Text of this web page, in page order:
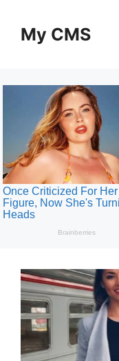
contentMy CMS